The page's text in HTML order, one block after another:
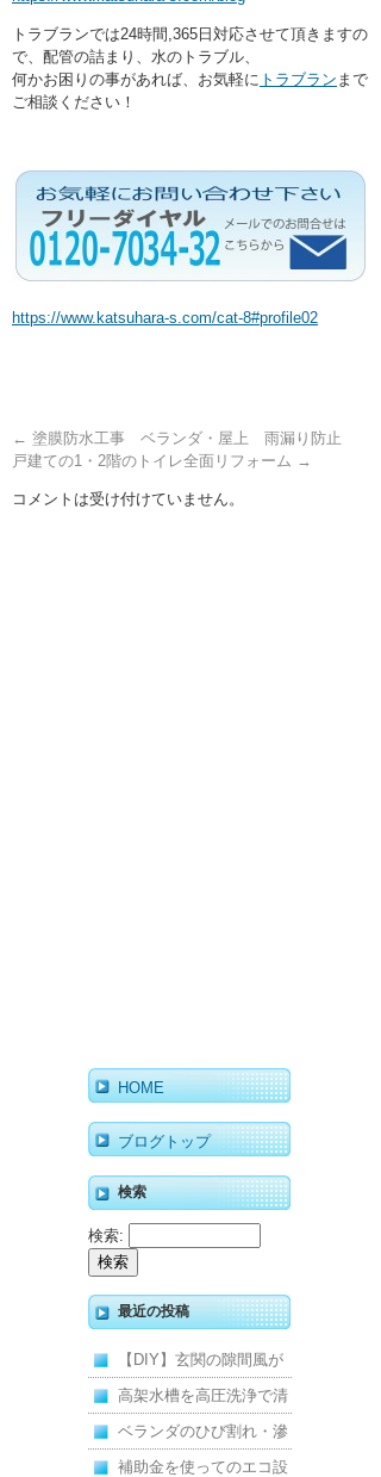
トラブランでは24時間,365日対応させて頂きますの
で、配管の詰まり、水のトラブル、
何かお困りの事があれば、お気軽に トラブラン まで
ご相談ください！
https://www.katsuhara-s.com/cat-8#profile02
← 塗膜防水工事 ベランダ・屋上 雨漏り防止
戸建ての1・2階のトイレ全面リフォーム →
コメントは受け付けていません。
HOME
ブログトップ
検索
検索:
最近の投稿
【DIY】玄関の隙間風が
寒くて断熱ドアに交換し
ました
高架水槽を高圧洗浄で清
掃！衛生的な給水環境を
維持｜施工事例
ベランダのひび割れ・滲
みを解消！賃貸マンショ
補助金を使ってのエコ設